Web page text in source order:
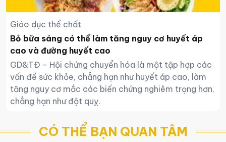
Giáo dục thể chất
Bỏ bữa sáng có thể làm tăng nguy cơ huyết áp
cao và đường huyết cao
GD&TĐ - Hội chứng chuyển hóa là một tập hợp các
vấn đề sức khỏe, chẳng hạn như huyết áp cao, làm
tăng nguy cơ mắc các biến chứng nghiêm trọng hơn,
chẳng hạn như đột quỵ.
CÓ THỂ BẠN QUAN TÂM